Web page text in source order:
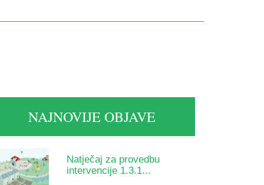
NAJNOVIJE OBJAVE
Natječaj za provedbu
intervencije 1.3.1...